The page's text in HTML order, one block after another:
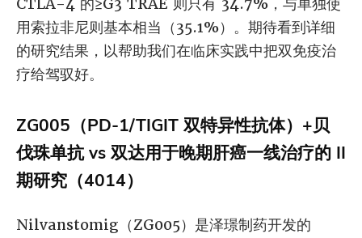
用索拉非尼则基本相当（35.1%）。期待看到详细
的研究结果，以帮助我们在临床实践中把双免疫治
疗给驾驭好。
ZG005（PD-1/TIGIT 双特异性抗体）+贝
伐珠单抗 vs 双达用于晚期肝癌一线治疗的 II
期研究（4014）
Nilvanstomig（ZG005）是泽璟制药开发的